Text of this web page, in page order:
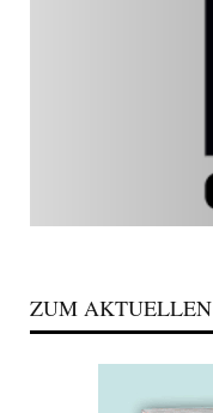
ZUM AKTUELLEN